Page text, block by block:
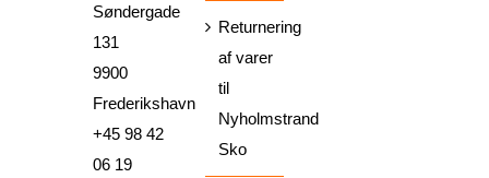
Søndergade
131
9900
Frederikshavn
+45 98 42
06 19
Returnering
af varer
til
Nyholmstrand
Sko